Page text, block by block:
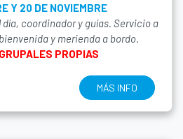
Y 20 DE NOVIEMBRE
día, coordinador y guías. Servicio a
y merienda a bordo.
PROPIAS
MÁS INFO